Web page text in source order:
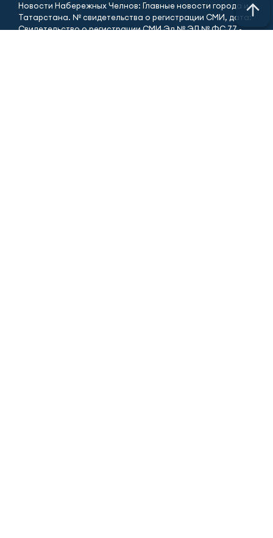
Новости Набережных Челнов: Главные новости города и
Татарстана. № свидетельства о регистрации СМИ, дата:
Свидетельство о регистрации СМИ Эл № ЭЛ № ФС 77 -